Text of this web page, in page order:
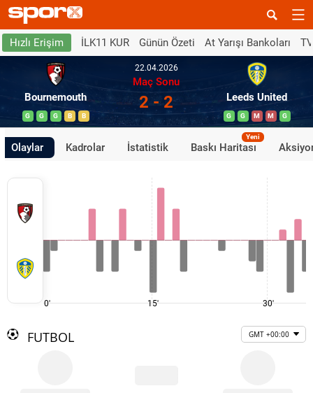
Hızlı Erişim İLK11 KUR Günün Özeti At Yarışı Bankoları
Bournemouth
G G G B B
22.04.2026
Maç Sonu
2 - 2 Leeds United
G G M M G
Olaylar Kadrolar İstatistik Baskı Haritası
Yeni
0' 15' 30'
FUTBOL GMT +00:00